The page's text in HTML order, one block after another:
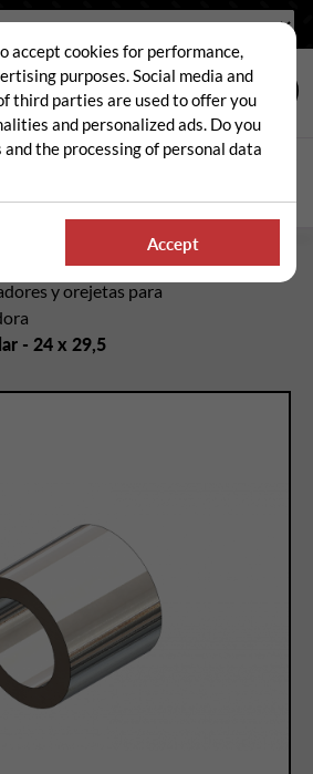
de desbrozadora/segadora
y orejetas para
- 24 x 29,5
accept cookies for performance,
purposes. Social media and
third parties are used to offer you
and personalized ads. Do you
the processing of personal data
Accept